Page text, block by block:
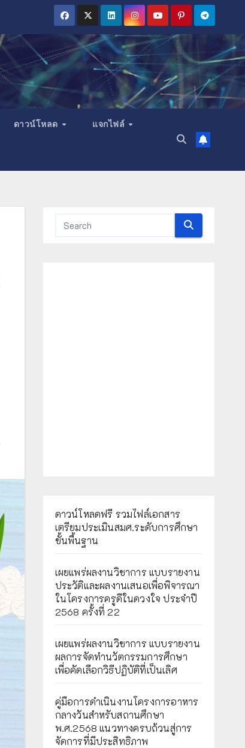
ดาวน์โหลด แจกไฟล์
ดาวน์โหลดฟรี รวมไฟล์เอกสาร
เตรียมประเมินสมศ.ระดับการศึกษา
ขั้นพื้นฐาน
เผยแพร่ผลงานวิชาการ แบบรายงาน
ประวัติและผลงานเสนอเพื่อพิจารณา
ในโครงการครูดีในดวงใจ ประจำปี
2568 ครั้งที่ 22
เผยแพร่ผลงานวิชาการ แบบรายงาน
ผลการจัดทำนวัตกรรมการศึกษา
เพื่อคัดเลือกวิธีปฏิบัติที่เป็นเลิศ
คู่มือการดำเนินงานโครงการอาหาร
กลางวันสำหรับสถานศึกษา
พ.ศ.2568 แนวทางครบถ้วนสู่การ
จัดการที่มีประสิทธิภาพ